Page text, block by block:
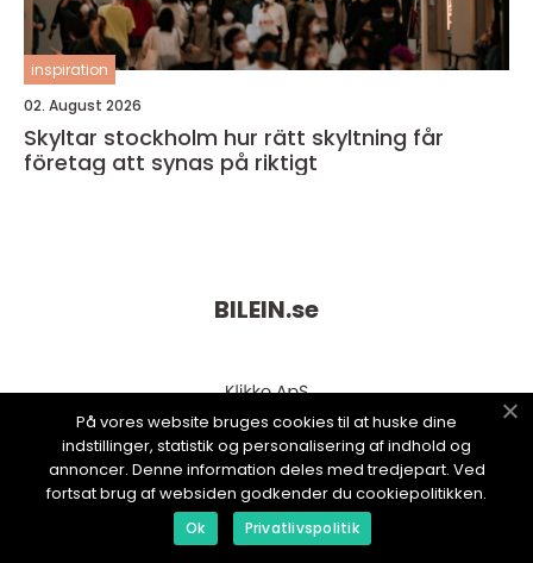
inspiration
02. August 2026
Skyltar stockholm hur rätt skyltning får
företag att synas på riktigt
BILEIN.se
web:www.klikko.dk
På vores website bruges cookies til at huske dine
indstillinger, statistik og personalisering af indhold og
annoncer. Denne information deles med tredjepart. Ved
fortsat brug af websiden godkender du cookiepolitikken.
Ok Privatlivspolitik